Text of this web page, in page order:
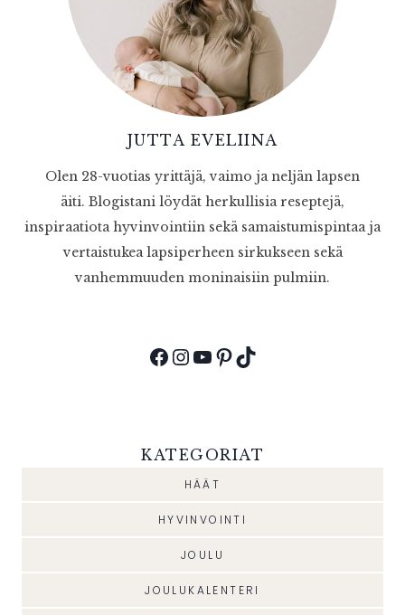
JUTTA EVELIINA
Olen 28-vuotias yrittäjä, vaimo ja neljän lapsen
äiti. Blogistani löydät herkullisia reseptejä,
inspiraatiota hyvinvointiin sekä samaistumispintaa ja
vertaistukea lapsiperheen sirkukseen sekä
vanhemmuuden moninaisiin pulmiin.
Facebook
Instagram
YouTube
Pinterest
TikTok
KATEGORIAT
HÄÄT
HYVINVOINTI
JOULU
JOULUKALENTERI